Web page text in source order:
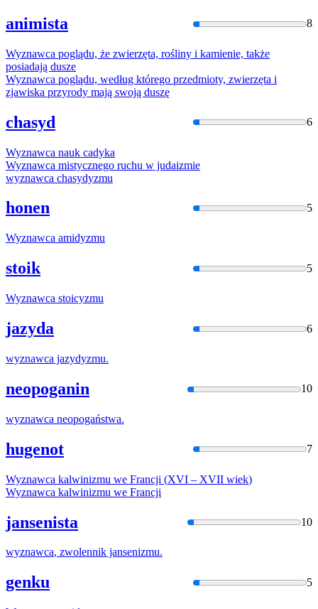
animista 8
Wyznawca poglądu, że zwierzęta, rośliny i kamienie, także
posiadają dusze
Wyznawca poglądu, według którego przedmioty, zwierzęta i
zjawiska przyrody mają swoją duszę
chasyd 6
Wyznawca nauk cadyka
Wyznawca mistycznego ruchu w judaizmie
wyznawca chasydyzmu
honen 5
Wyznawca amidyzmu
stoik 5
Wyznawca stoicyzmu
jazyda 6
wyznawca jazydyzmu.
neopoganin 10
wyznawca neopogaństwa.
hugenot 7
Wyznawca kalwinizmu we Francji (XVI – XVII wiek)
Wyznawca kalwinizmu we Francji
jansenista 10
wyznawca, zwolennik jansenizmu.
genku 5